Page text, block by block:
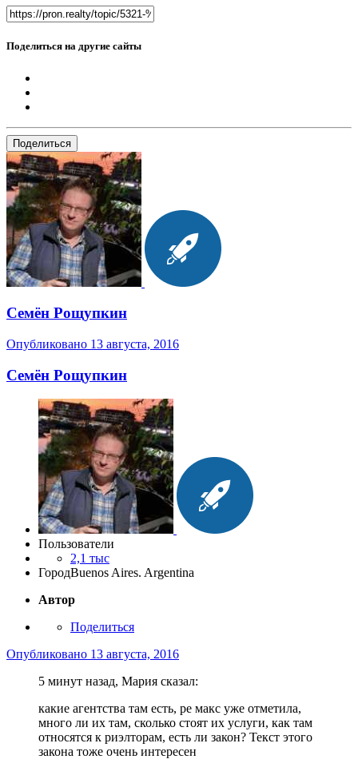
Поделиться на другие сайты
Поделиться
Семён Рощупкин
Опубликовано 13 августа, 2016
Семён Рощупкин
Пользователи
2,1 тыс
ГородBuenos Aires. Argentina
Автор
Поделиться
Опубликовано 13 августа, 2016
5 минут назад, Мария сказал:
какие агентства там есть, ре макс уже отметила,
много ли их там, сколько стоят их услуги, как там
относятся к риэлторам, есть ли закон? Текст этого
закона тоже очень интересен